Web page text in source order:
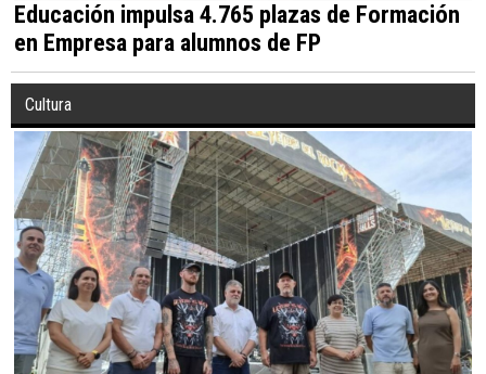
Educación impulsa 4.765 plazas de Formación
en Empresa para alumnos de FP
Cultura